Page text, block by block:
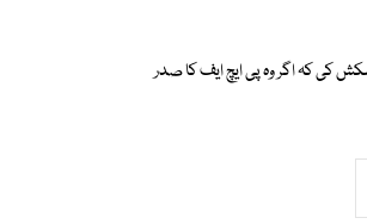
کی کہ اگر وہ پی ایچ ایف کا صدر